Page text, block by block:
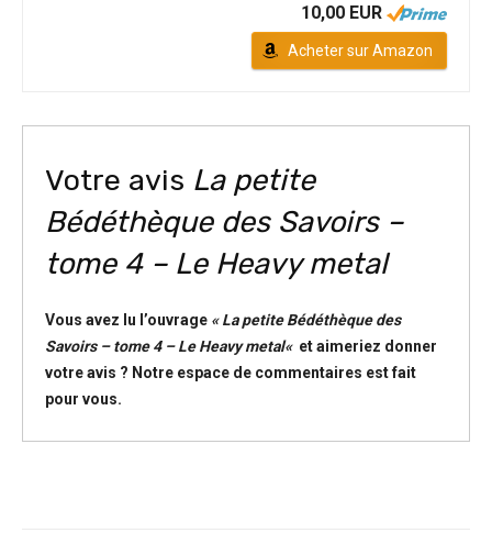
10,00 EUR
Acheter sur Amazon
Votre avis La petite
Bédéthèque des Savoirs –
tome 4 – Le Heavy metal
Vous avez lu l’ouvrage «La petite Bédéthèque des
Savoirs – tome 4 – Le Heavy metal« et aimeriez donner
votre avis ? Notre espace de commentaires est fait
pour vous.